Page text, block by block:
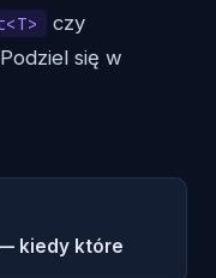
czy
się w
kiedy które